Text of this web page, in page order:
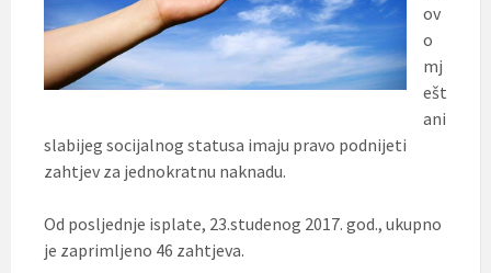
ov
o
mj
ešt
ani
slabijeg socijalnog statusa imaju pravo podnijeti
zahtjev za jednokratnu naknadu.
Od posljednje isplate, 23.studenog 2017. god., ukupno
je zaprimljeno 46 zahtjeva.